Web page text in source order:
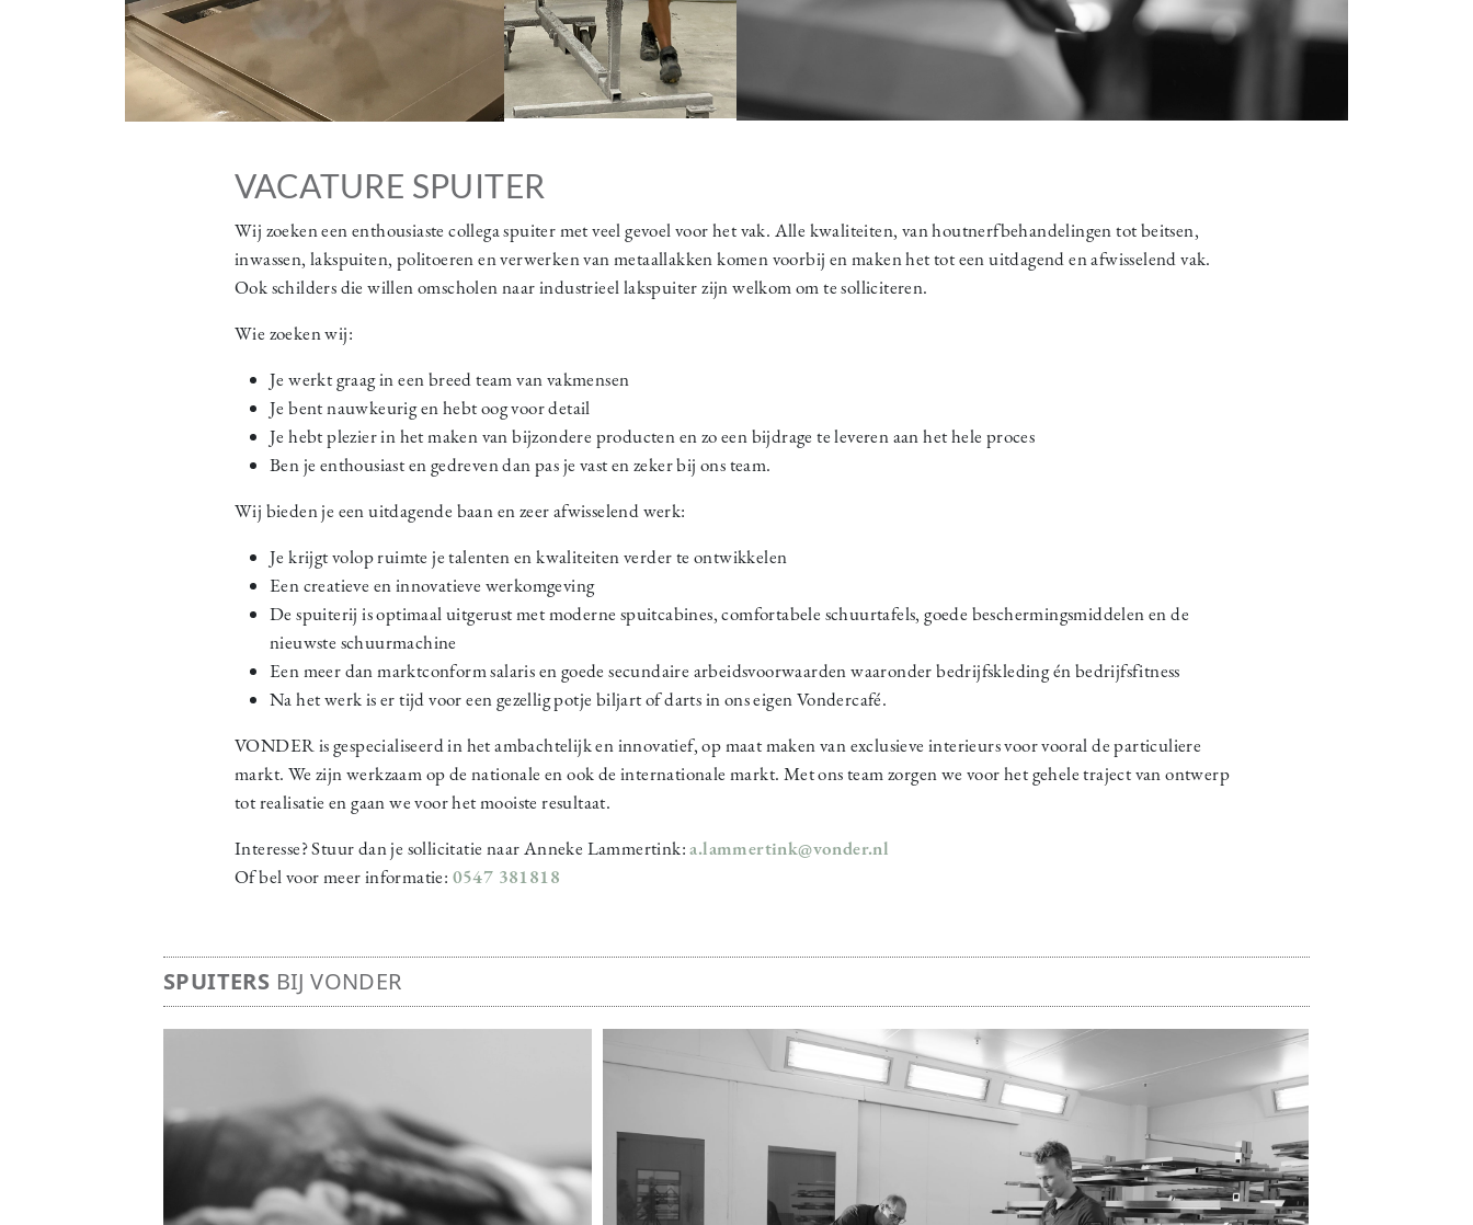
VACATURE SPUITER
Wij zoeken een enthousiaste collega spuiter met veel gevoel voor het vak. Alle kwaliteiten, van houtnerfbehandelingen tot beitsen,
inwassen, lakspuiten, politoeren en verwerken van metaallakken komen voorbij en maken het tot een uitdagend en afwisselend vak.
Ook schilders die willen omscholen naar industrieel lakspuiter zijn welkom om te solliciteren.
Wie zoeken wij:
Je werkt graag in een breed team van vakmensen
Je bent nauwkeurig en hebt oog voor detail
Je hebt plezier in het maken van bijzondere producten en zo een bijdrage te leveren aan het hele proces
Ben je enthousiast en gedreven dan pas je vast en zeker bij ons team.
Wij bieden je een uitdagende baan en zeer afwisselend werk:
Je krijgt volop ruimte je talenten en kwaliteiten verder te ontwikkelen
Een creatieve en innovatieve werkomgeving
De spuiterij is optimaal uitgerust met moderne spuitcabines, comfortabele schuurtafels, goede beschermingsmiddelen en de
nieuwste schuurmachine
Een meer dan marktconform salaris en goede secundaire arbeidsvoorwaarden waaronder bedrijfskleding én bedrijfsfitness
Na het werk is er tijd voor een gezellig potje biljart of darts in ons eigen Vondercafé.
VONDER is gespecialiseerd in het ambachtelijk en innovatief, op maat maken van exclusieve interieurs voor vooral de particuliere
markt. We zijn werkzaam op de nationale en ook de internationale markt. Met ons team zorgen we voor het gehele traject van ontwerp
tot realisatie en gaan we voor het mooiste resultaat.
Interesse? Stuur dan je sollicitatie naar Anneke Lammertink:a.lammertink@vonder.nl
Of bel voor meer informatie: 0547 381818
SPUITERS BIJ VONDER